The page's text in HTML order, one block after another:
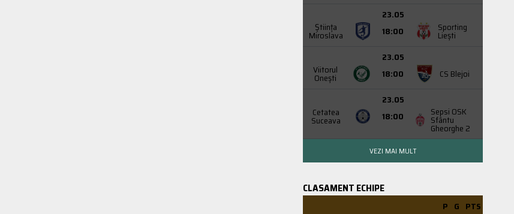
Știința
Miroslava
23.05
18:00
Sporting
Liești
Viitorul
Onești
23.05
18:00
CS Blejoi
Cetatea
Suceava
23.05
18:00
Sepsi OSK
Sfântu
Gheorghe 2
VEZI MAI MULT
CLASAMENT ECHIPE
P G PTS